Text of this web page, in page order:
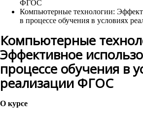
Компьютерные технологии:
в процессе обучения в условиях
Компьютерные
Эффективное
процессе обучения в
реализации ФГОС
О курсе